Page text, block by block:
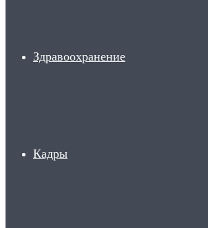
Здравоохранение
Кадры